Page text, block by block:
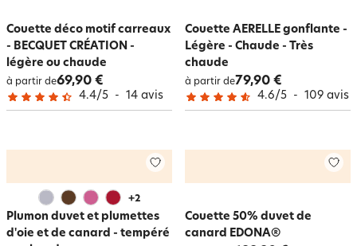
Couette déco motif carreaux
- BECQUET CRÉATION -
légère ou chaude
à partir de69,90 €
4.4/5 - 14 avis
Couette AERELLE gonflante -
Légère - Chaude - Très
chaude
à partir de79,90 €
4.6/5 - 109 avis
+2
Plumon duvet et plumettes
d'oie et de canard - tempéré
Couette 50% duvet de
canard EDONA®